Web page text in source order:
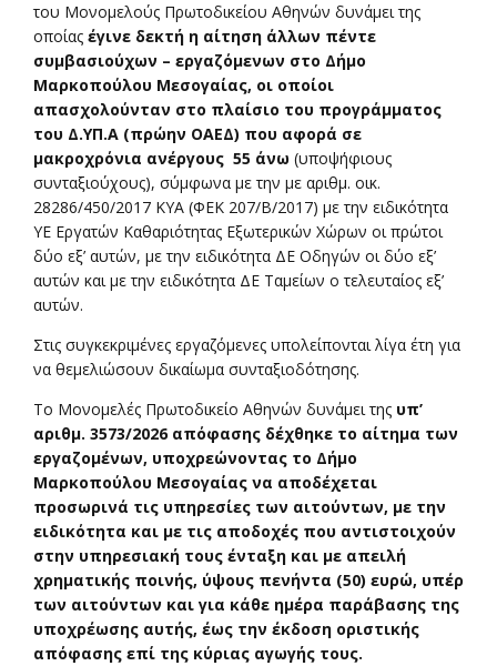
του Μονομελούς Πρωτοδικείου Αθηνών δυνάμει της
οποίας έγινε δεκτή η αίτηση άλλων πέντε
συμβασιούχων – εργαζόμενων στο Δήμο
Μαρκοπούλου Μεσογαίας, οι οποίοι
απασχολούνταν στο πλαίσιο του προγράμματος
του Δ.ΥΠ.Α (πρώην ΟΑΕΔ) που αφορά σε
μακροχρόνια ανέργους 55 άνω (υποψήφιους
συνταξιούχους), σύμφωνα με την με αριθμ. οικ.
28286/450/2017 ΚΥΑ (ΦΕΚ 207/Β/2017) με την ειδικότητα
ΥΕ Εργατών Καθαριότητας Εξωτερικών Χώρων οι πρώτοι
δύο εξ’ αυτών, με την ειδικότητα ΔΕ Οδηγών οι δύο εξ’
αυτών και με την ειδικότητα ΔΕ Ταμείων ο τελευταίος εξ’
αυτών.
Στις συγκεκριμένες εργαζόμενες υπολείπονται λίγα έτη για
να θεμελιώσουν δικαίωμα συνταξιοδότησης.
Το Μονομελές Πρωτοδικείο Αθηνών δυνάμει της υπ’
αριθμ. 3573/2026 απόφασης δέχθηκε το αίτημα των
εργαζομένων, υποχρεώνοντας το Δήμο
Μαρκοπούλου Μεσογαίας να αποδέχεται
προσωρινά τις υπηρεσίες των αιτούντων, με την
ειδικότητα και με τις αποδοχές που αντιστοιχούν
στην υπηρεσιακή τους ένταξη και με απειλή
χρηματικής ποινής, ύψους πενήντα (50) ευρώ, υπέρ
των αιτούντων και για κάθε ημέρα παράβασης της
υποχρέωσης αυτής, έως την έκδοση οριστικής
απόφασης επί της κύριας αγωγής τους.